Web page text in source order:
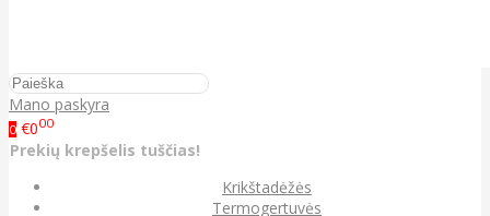
Mano paskyra
0 €000
Prekių krepšelis tuščias!
Krikštadėžės
Termogertuvės